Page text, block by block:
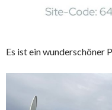
Es ist ein wunderschöner